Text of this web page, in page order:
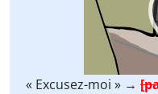
« Excusez-moi » →